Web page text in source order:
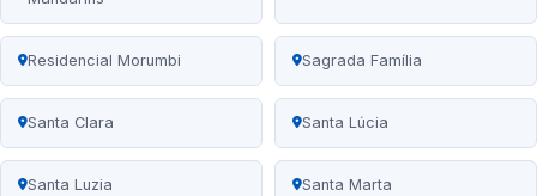
Residencial Morumbi Sagrada Família
Santa Clara Santa Lúcia
Santa Luzia Santa Marta